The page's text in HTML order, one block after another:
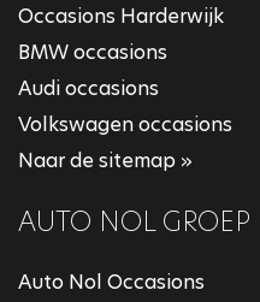
Occasions Harderwijk
BMW occasions
Audi occasions
Volkswagen occasions
Naar de sitemap »
AUTO NOL GROEP
Auto Nol Occasions